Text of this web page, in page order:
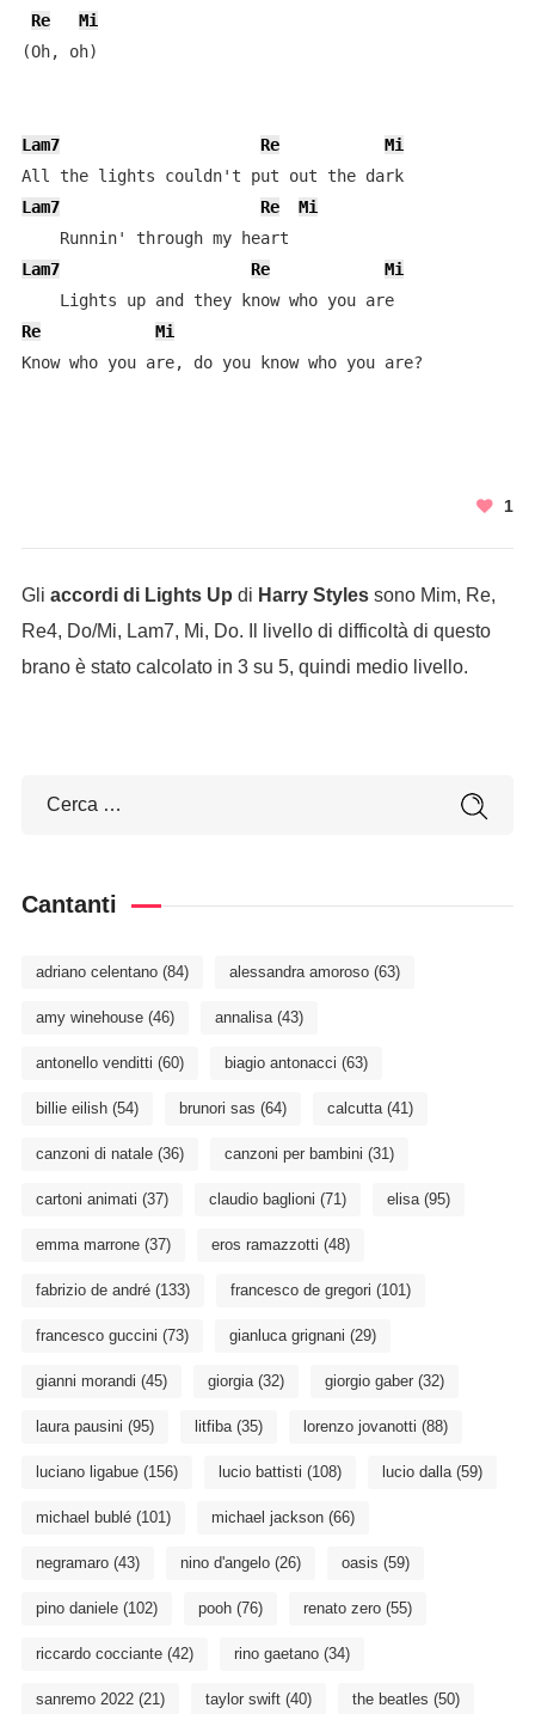
Re
Mi
(Oh, oh)
Lam7 Re
Mi
All the lights couldn't put out the dark
Lam7
Re
Mi
Lam7
Re
Mi
    Lights up and they know who you are
Re
Mi
Know who you are, do you know who you are?
1
Gli accordi di Lights Up di Harry Stylessono Mim, Re,
Re4, Do/Mi, Lam7, Mi, Do. Il livello di difficoltà di questo
brano è stato calcolato in 3 su 5, quindi medio livello.
Cantanti
adriano celentano(84) alessandra amoroso(63)
amy winehouse(46) annalisa(43)
antonello venditti (60) biagio antonacci (63)
billie eilish(54) brunori sas (64) calcutta(41)
canzoni di natale(36) canzoni per bambini (31)
cartoni animati (37) claudio baglioni (71) elisa(95)
emma marrone(37) eros ramazzotti (48)
fabrizio de andré(133) francesco de gregori (101)
francesco guccini (73) gianluca grignani (29)
gianni morandi (45) giorgia(32) giorgio gaber(32)
laura pausini (95) litfiba(35) lorenzo jovanotti (88)
luciano ligabue(156) lucio battisti (108) lucio dalla(59)
michael bublé(101) michael jackson(66)
negramaro(43) nino d'angelo(26) oasis (59)
pino daniele(102) pooh(76) renato zero(55)
riccardo cocciante(42) rino gaetano(34)
sanremo 2022(21) taylor swift(40) the beatles (50)